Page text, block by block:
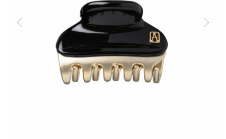
トピックス
ヘアアレンジ動画
ヒストリー